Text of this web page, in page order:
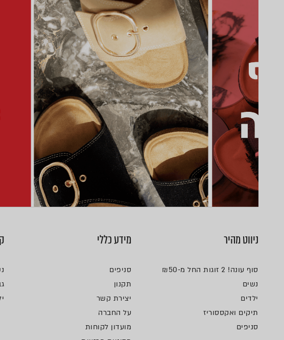
ניווט מהיר
סוף עונה! 2 זוגות החל מ-₪50
נשים
ילדים
תיקים ואקססוריז
סניפים
מידע כללי
סניפים
תקנון
יצירת קשר
על החברה
מועדון לקוחות